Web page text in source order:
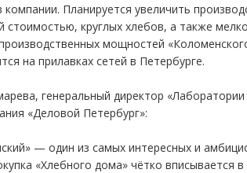
компании. Планируется увеличить
стоимостью, круглых хлебов, а также
мощностей
на прилавках сетей в Петербурге.
генеральный директор
«Деловой Петербург»:
— один из самых интересных и
«Хлебного дома» чётко вписывается